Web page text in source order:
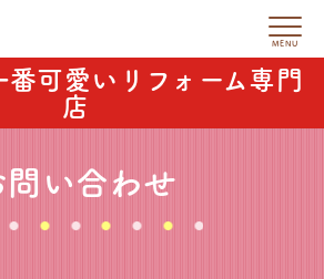
番可愛いリフォーム専門
店
問い合わせ